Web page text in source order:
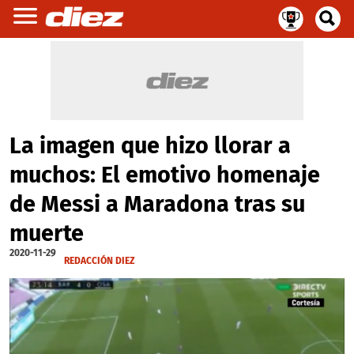
La imagen que hizo llorar a
muchos: El emotivo homenaje
de Messi a Maradona tras su
muerte
2020-11-29
REDACCIÓN DIEZ